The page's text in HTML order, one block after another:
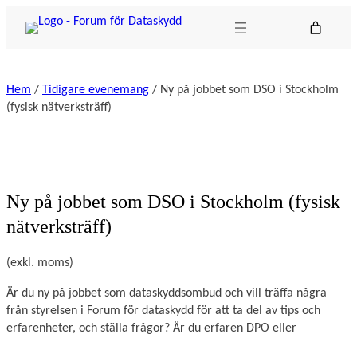
Hem / Tidigare evenemang / Ny på jobbet som DSO i Stockholm
(fysisk nätverksträff)
Ny på jobbet som DSO i Stockholm (fysisk
nätverksträff)
(exkl. moms)
Är du ny på jobbet som dataskyddsombud och vill träffa några
från styrelsen i Forum för dataskydd för att ta del av tips och
erfarenheter, och ställa frågor? Är du erfaren DPO eller